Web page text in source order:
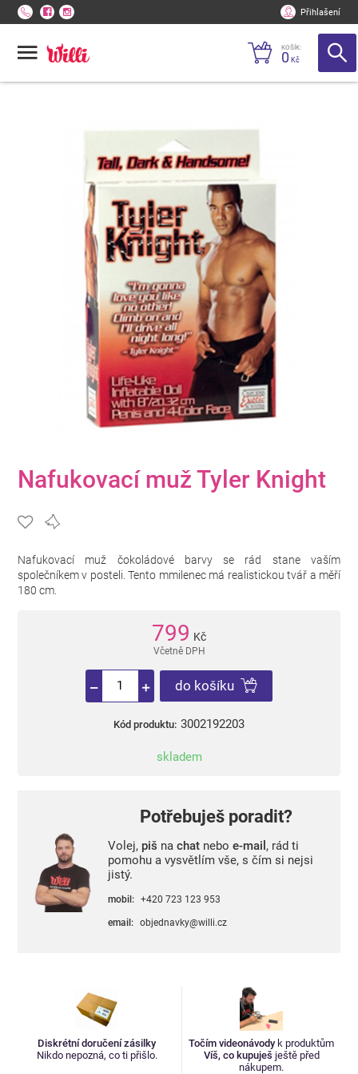
Přihlašení
KOŠÍK:
0 Kč
Nafukovací muž Tyler Knight
Nafukovací muž čokoládové barvy se rád stane vaším
společníkem v posteli. Tento mmilenec má realistickou tvář a měří
180 cm.
799 Kč
Včetně DPH
do košíku
Kód produktu: 3002192203
skladem
Potřebuješ poradit?
Volej, piš na chatnebo e-mail , rád ti
pomohu a vysvětlím vše, s čím si nejsi
jistý.
mobil: +420 723 123 953
email: objednavky@willi.cz
Diskrétní doručení zásilky
Nikdo nepozná, co ti přišlo.
Točím videonávody k produktům
Víš, co kupuješ ještě před
nákupem.